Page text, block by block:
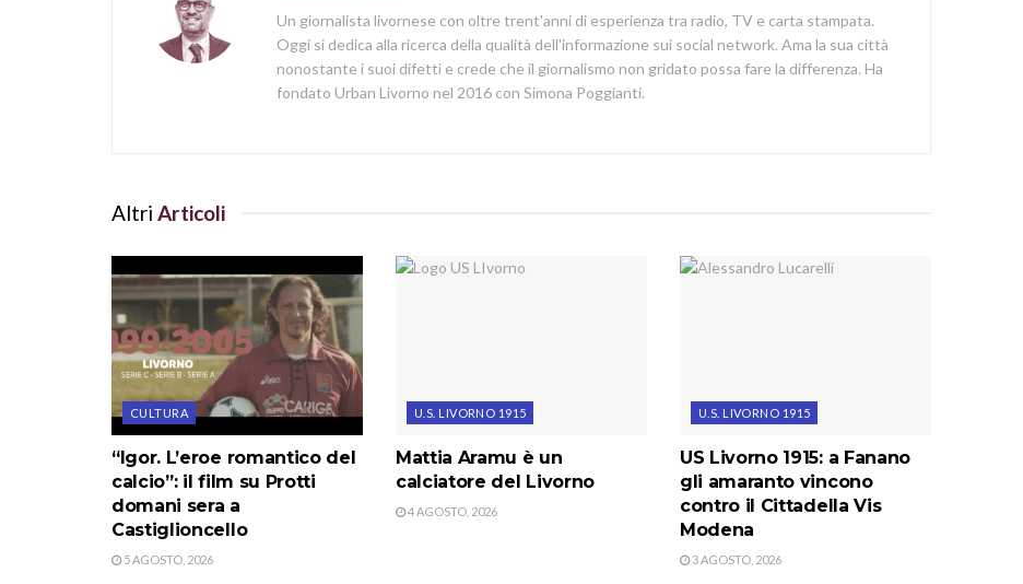
Un giornalista livornese con oltre trent'anni di esperienza tra radio, TV e carta stampata.
Oggi si dedica alla ricerca della qualità dell'informazione sui social network. Ama la sua città
nonostante i suoi difetti e crede che il giornalismo non gridato possa fare la differenza. Ha
fondato Urban Livorno nel 2016 con Simona Poggianti.
Altri Articoli
CULTURA
“Igor. L’eroe romantico del
calcio”: il film su Protti
domani sera a
Castiglioncello
5 AGOSTO, 2026
U.S. LIVORNO 1915
Mattia Aramu è un
calciatore del Livorno
4 AGOSTO, 2026
U.S. LIVORNO 1915
US Livorno 1915: a Fanano
gli amaranto vincono
contro il Cittadella Vis
Modena
3 AGOSTO, 2026